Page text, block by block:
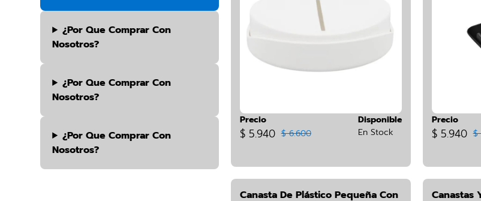
¿por Que Comprar Con
Nosotros?
¿por Que Comprar Con
Nosotros?
¿por Que Comprar Con
Nosotros?
Precio
$ 5.940 $ 6.600
Disponible
En Stock
Precio
$ 5.940 $
Canasta De Plástico Pequeña Con
Canastas